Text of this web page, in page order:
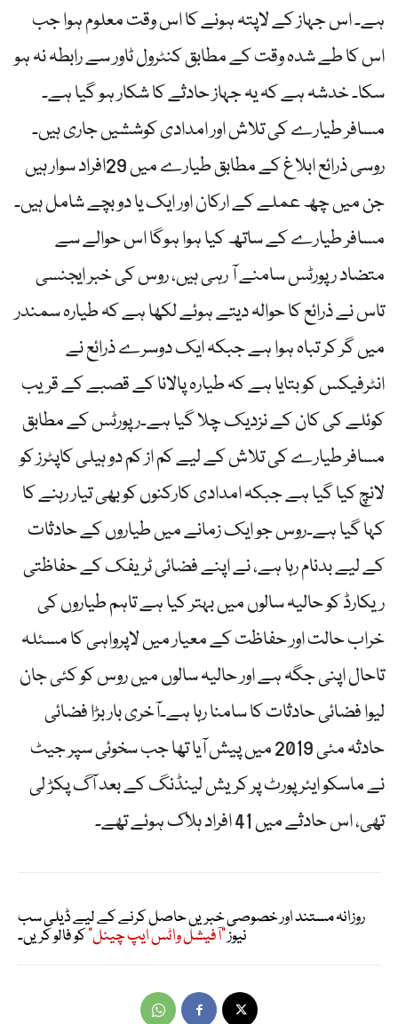
ہے۔ اس جہاز کے لاپتہ ہونے کا اس وقت معلوم ہوا جب
اس کا طے شدہ وقت کے مطابق کنٹرول ٹاور سے رابطہ نہ ہو
سکا۔ خدشہ ہے کہ یہ جہاز حادثے کا شکار ہو گیا ہے۔
مسافر طیارے کی تلاش اور امدادی کوششیں جاری ہیں۔
روسی ذرائع ابلاغ کے مطابق طیارے میں 29افراد سوار ہیں
جن میں چھ عملے کے ارکان اور ایک یا دو بچے شامل ہیں۔
مسافر طیارے کے ساتھ کیا ہوا ہوگا اس حوالے سے
متضاد رپورٹس سامنے آ رہی ہیں، روس کی خبر ایجنسی
تاس نے ذرائع کا حوالہ دیتے ہوئے لکھا ہے کہ طیارہ سمندر
میں گر کر تباہ ہوا ہے جبکہ ایک دوسرے ذرائع نے
انٹرفیکس کو بتایا ہے کہ طیارہ پالانا کے قصبے کے قریب
کوئلے کی کان کے نزدیک چلا گیا ہے۔رپورٹس کے مطابق
مسافر طیارے کی تلاش کے لیے کم از کم دو ہیلی کاپٹرز کو
لانچ کیا گیا ہے جبکہ امدادی کارکنوں کو بھی تیار رہنے کا
کہا گیا ہے۔روس جو ایک زمانے میں طیاروں کے حادثات
کے لیے بدنام رہا ہے، نے اپنے فضائی ٹریفک کے حفاظتی
ریکارڈ کو حالیہ سالوں میں بہتر کیا ہے تاہم طیاروں کی
خراب حالت اور حفاظت کے معیار میں لاپرواہی کا مسئلہ
تاحال اپنی جگہ ہے اور حالیہ سالوں میں روس کو کئی جان
لیوا فضائی حادثات کا سامنا رہا ہے۔آخری بار بڑا فضائی
حادثہ مئی 2019 میں پیش آیا تھا جب سخوئی سپر جیٹ
نے ماسکو ایئرپورٹ پر کریش لینڈنگ کے بعد آگ پکڑ لی
تھی، اس حادثے میں 41 افراد ہلاک ہوئے تھے۔
روزانہ مستند اور خصوصی خبریں حاصل کرنے کے لیے ڈیلی سب
نیوز"آفیشل واٹس ایپ چینل"کو فالو کریں۔